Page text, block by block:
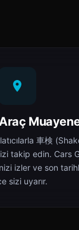
車検
takip edin. Cars
izler ve son
sizi uyarır.